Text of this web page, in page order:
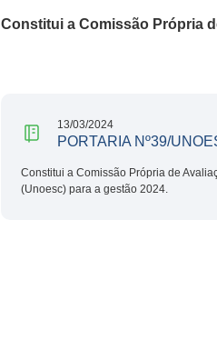
Constitui a Comissão Própria
13/03/2024
PORTARIA Nº39/
Constitui a Comissão Própria de
(Unoesc) para a gestão 2024.